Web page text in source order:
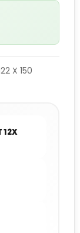
X 150
12X